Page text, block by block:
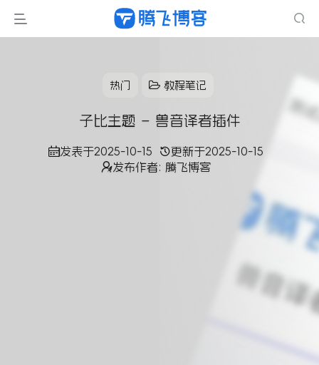
热门 教程笔记
子比主题 – 兽音译者插件
发表于2025-10-15 更新于2025-10-15
发布作者: 腾飞博客